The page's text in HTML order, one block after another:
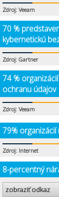
Zdroj: Veeam
70 %
kybernetickú
Zdroj: Gartner
74 %
ochranu údajov
Zdroj: Veeam
79%
Zdroj: Internet
8-percentný
zobraziť odkaz